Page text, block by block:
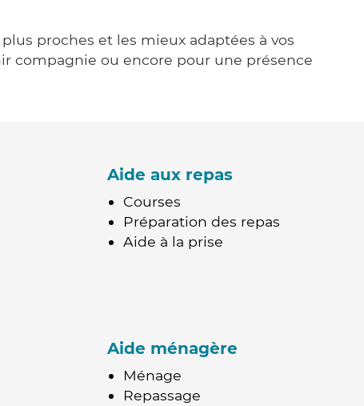
proches et les mieux adaptées à vos
compagnie ou encore pour une présence
Aide aux repas
Courses
Préparation des repas
Aide à la prise
Aide ménagère
Ménage
Repassage